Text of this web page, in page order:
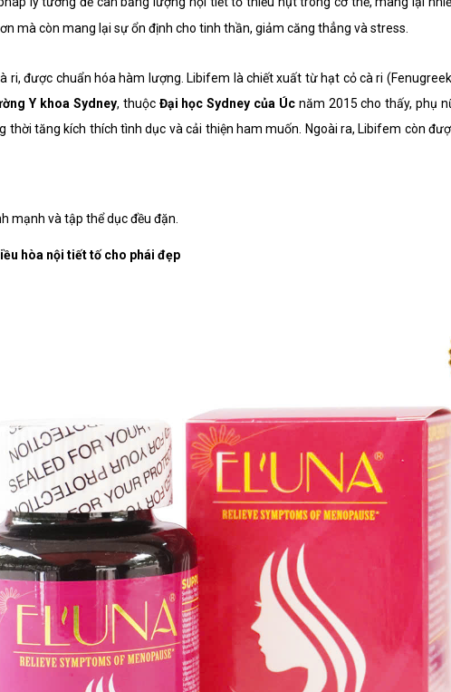
mà còn mang lại sự ổn định cho tinh thần, giảm căng thẳng và stress.
ri, được chuẩn hóa hàm lượng. Libifem là chiết xuất từ hạt cỏ cà ri
Y khoa Sydney, thuộc Đại học Sydney của Úcnăm 2015 cho thấy, phụ
tăng kích thích tình dục và cải thiện ham muốn. Ngoài ra, Libifem còn
mạnh và tập thể dục đều đặn.
hòa nội tiết tố cho phái đẹp